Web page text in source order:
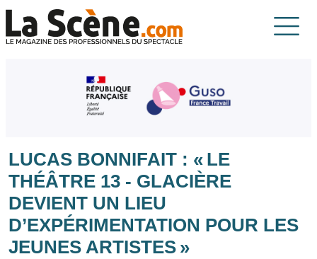
LUCAS BONNIFAIT : « LE
THÉÂTRE 13 - GLACIÈRE
DEVIENT UN LIEU
D’EXPÉRIMENTATION POUR LES
JEUNES ARTISTES »